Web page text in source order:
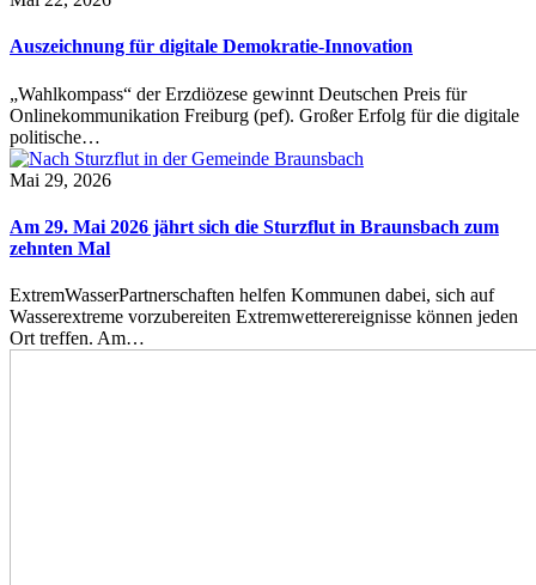
Auszeichnung für digitale Demokratie-Innovation
„Wahlkompass“ der Erzdiözese gewinnt Deutschen Preis für
Onlinekommunikation Freiburg (pef). Großer Erfolg für die digitale
politische…
Mai 29, 2026
Am 29. Mai 2026 jährt sich die Sturzflut in Braunsbach zum
zehnten Mal
ExtremWasserPartnerschaften helfen Kommunen dabei, sich auf
Wasserextreme vorzubereiten Extremwetterereignisse können jeden
Ort treffen. Am…